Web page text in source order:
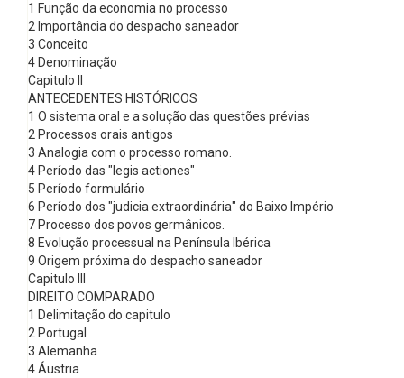
1 Função da economia no processo
2 Importância do despacho saneador
3 Conceito
4 Denominação
Capitulo II
ANTECEDENTES HISTÓRICOS
1 O sistema oral e a solução das questões prévias
2 Processos orais antigos
3 Analogia com o processo romano.
4 Período das "legis actiones"
5 Período formulário
6 Período dos "judicia extraordinária" do Baixo Império
7 Processo dos povos germânicos.
8 Evolução processual na Península Ibérica
9 Origem próxima do despacho saneador
Capitulo III
DIREITO COMPARADO
1 Delimitação do capitulo
2 Portugal
3 Alemanha
4 Áustria